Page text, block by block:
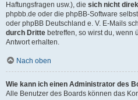
Haftungsfragen usw.), die sich nicht
phpbb.de oder die phpBB-Software
oder phpBB Deutschland e. V. E-Mails
durch Dritte betreffen, so wirst du, wenn
Antwort erhalten.
Nach oben
Wie kann ich einen Administrator des
Alle Benutzer des Boards können das